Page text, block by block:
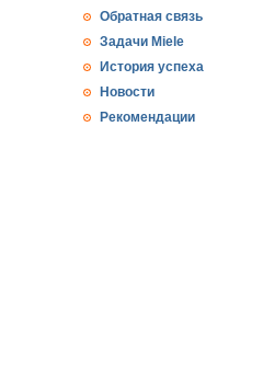
Обратная связь
Задачи Miele
История успеха
Новости
Рекомендации